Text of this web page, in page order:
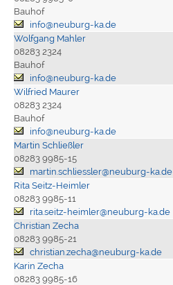
Bauhof
info@neuburg-ka.de
Wolfgang Mahler
08283 2324
Bauhof
info@neuburg-ka.de
Wilfried Maurer
08283 2324
Bauhof
info@neuburg-ka.de
Martin Schließler
08283 9985-15
martin.schliessler@neuburg-ka.de
Rita Seitz-Heimler
08283 9985-11
rita.seitz-heimler@neuburg-ka.de
Christian Zecha
08283 9985-21
christian.zecha@neuburg-ka.de
Karin Zecha
08283 9985-16